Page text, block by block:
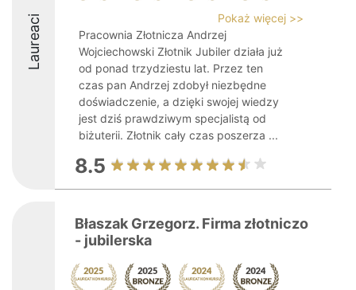
Laureaci
Pokaż więcej >>
Pracownia Złotnicza Andrzej
Wojciechowski Złotnik Jubiler działa już
od ponad trzydziestu lat. Przez ten
czas pan Andrzej zdobył niezbędne
doświadczenie, a dzięki swojej wiedzy
jest dziś prawdziwym specjalistą od
biżuterii. Złotnik cały czas poszerza ...
8.5
Błaszak Grzegorz. Firma złotniczo
- jubilerska